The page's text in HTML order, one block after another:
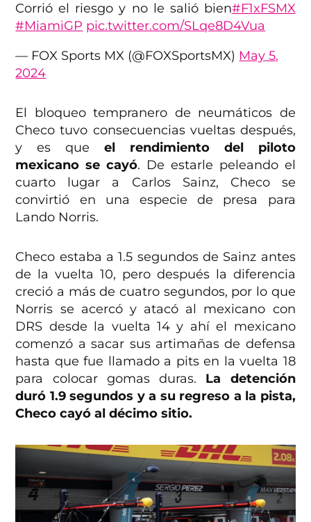
Corrió el riesgo y no le salió bien#F1xFSMX
#MiamiGP pic.twitter.com/SLqe8D4Vua
— FOX Sports MX (@FOXSportsMX) May 5,
2024
El bloqueo tempranero de neumáticos de
Checo tuvo consecuencias vueltas después,
y es que el rendimiento del piloto
mexicano se cayó. De estarle peleando el
cuarto lugar a Carlos Sainz, Checo se
convirtió en una especie de presa para
Lando Norris.
Checo estaba a 1.5 segundos de Sainz antes
de la vuelta 10, pero después la diferencia
creció a más de cuatro segundos, por lo que
Norris se acercó y atacó al mexicano con
DRS desde la vuelta 14 y ahí el mexicano
comenzó a sacar sus artimañas de defensa
hasta que fue llamado a pits en la vuelta 18
para colocar gomas duras. La detención
duró 1.9 segundos y a su regreso a la pista,
Checo cayó al décimo sitio.